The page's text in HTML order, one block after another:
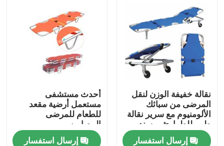
المنتجات
فيديوهات
حولنا
جولة في المصنع
نقالة خفيفة الوزن لنقل
المرضى من سبائك
الألومنيوم مع سرير نقالة
طبي للطوارئ بمسند
الظهر
إرسال استفسار
أحدث مستشفى
مستعمل أرضية مقعد
للطعام للمرضى
المصابين
إرسال استفسار